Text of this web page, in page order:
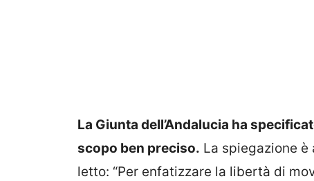
La Giunta dell’Andalucia ha
scopo ben preciso. La spiegazione
letto: “Per enfatizzare la libertà di